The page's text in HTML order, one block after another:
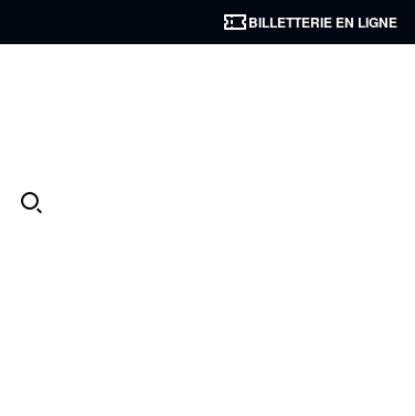
BILLETTERIE EN LIGNE